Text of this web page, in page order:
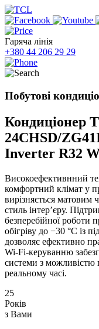
Гаряча лінія
+380 44 206 29 29
Побутові
Кондиціонер
24CHSD/
Inverter R32
Високоефективнний
комфортний клімат у
вирізняється
стиль інтер’єру.
безперебійної роботи
обігріву до −30 °C із
дозволяє ефективно
Wi-Fi-керуванню
системи з можливістю
реальному часі.
25
Років
з Вами